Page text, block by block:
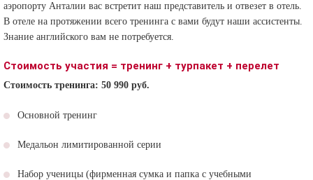
аэропорту Анталии вас встретит наш представитель и отвезет в отель.
В отеле на протяжении всего тренинга с вами будут наши ассистенты.
Знание английского вам не потребуется.
Стоимость участия = тренинг + турпакет + перелет
Стоимость тренинга: 50 990 руб.
Основной тренинг
Медальон лимитированной серии
Набор ученицы (фирменная сумка и папка с учебными